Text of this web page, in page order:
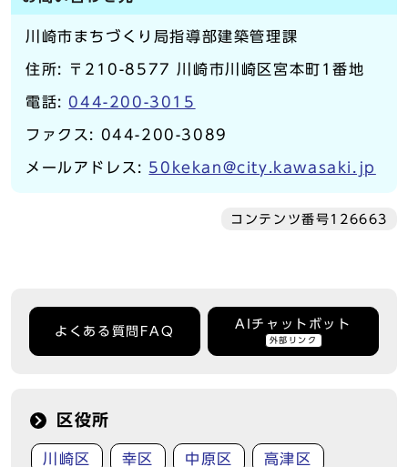
川崎市まちづくり局指導部建築管理課
住所: 〒210-8577 川崎市川崎区宮本町1番地
電話: 044-200-3015
ファクス: 044-200-3089
メールアドレス: 50kekan@city.kawasaki.jp
コンテンツ番号126663
よくある質問FAQ
AIチャットボット
外部リンク
区役所
川崎区 幸区 中原区 高津区